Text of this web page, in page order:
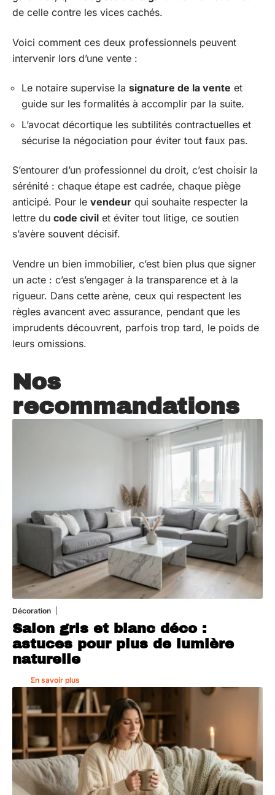
de celle contre les vices cachés.
Voici comment ces deux professionnels peuvent
intervenir lors d’une vente :
Le notaire supervise la signature de la vente et
guide sur les formalités à accomplir par la suite.
L’avocat décortique les subtilités contractuelles et
sécurise la négociation pour éviter tout faux pas.
S’entourer d’un professionnel du droit, c’est choisir la
sérénité : chaque étape est cadrée, chaque piège
anticipé. Pour le vendeur qui souhaite respecter la
lettre du code civil et éviter tout litige, ce soutien
s’avère souvent décisif.
Vendre un bien immobilier, c’est bien plus que signer
un acte : c’est s’engager à la transparence et à la
rigueur. Dans cette arène, ceux qui respectent les
règles avancent avec assurance, pendant que les
imprudents découvrent, parfois trop tard, le poids de
leurs omissions.
Nos
recommandations
Décoration
Salon gris et blanc déco :
astuces pour plus de lumière
naturelle
En savoir plus